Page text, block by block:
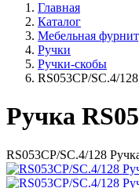
Главная
Каталог
Мебельная
Ручки
Ручки-скобы
RS053CP/SC.4/
Ручка
RS053CP/SC.4/128